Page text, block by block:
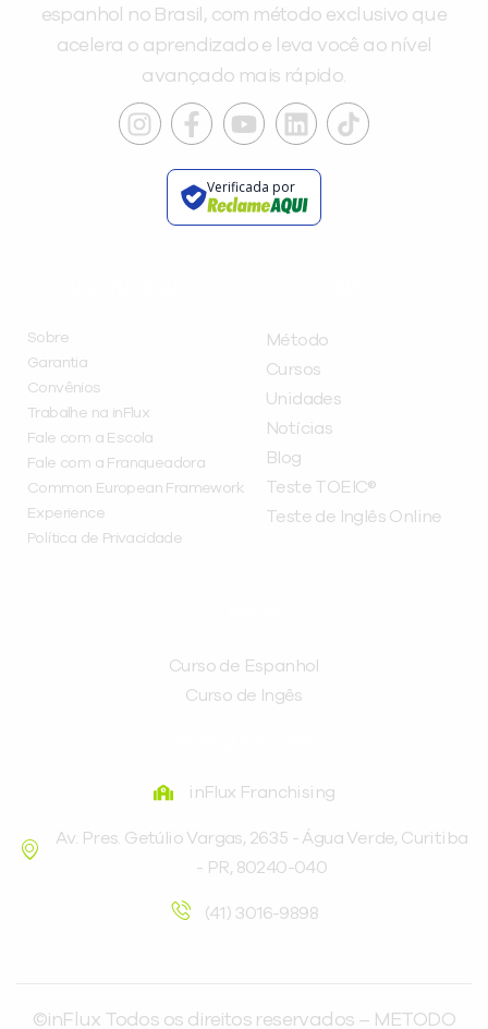
espanhol no Brasil, com método exclusivo que
acelera o aprendizado e leva você ao nível
avançado mais rápido.
Verificada por
Sobre
Garantia
Convênios
Trabalhe na inFlux
Fale com a Escola
Fale com a Franqueadora
Common European Framework
Experience
Política de Privacidade
Método
Cursos
Unidades
Notícias
Blog
Teste TOEIC®
Teste de Inglês Online
Curso de Espanhol
Curso de Ingês
inFlux Franchising
Av. Pres. Getúlio Vargas, 2635 - Água Verde, Curitiba
- PR, 80240-040
(41) 3016-9898
©inFlux Todos os direitos reservados – METODO